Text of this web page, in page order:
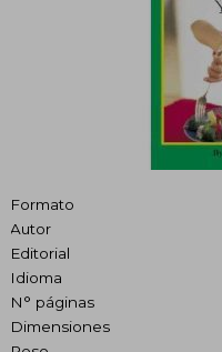
Formato
Autor
Editorial
Idioma
N° páginas
Dimensiones